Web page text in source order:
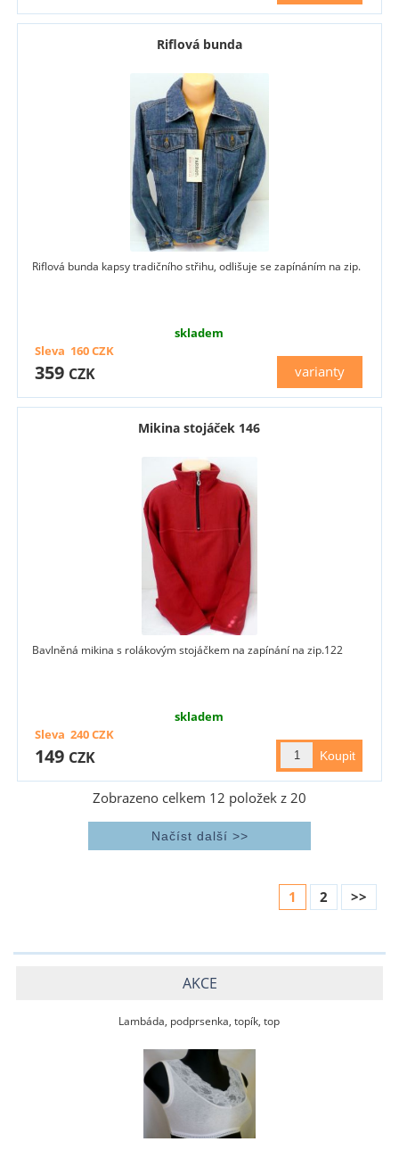
Riflová bunda
Riflová bunda kapsy tradičního střihu, odlišuje se zapínáním na zip.
skladem
varianty
359 CZK
Sleva 160CZK
Mikina stojáček 146
Bavlněná mikina s rolákovým stojáčkem na zapínání na zip.122
skladem
149 CZK
Sleva 240CZK
Zobrazeno celkem 12 položek z20
1 2 >>
AKCE
Lambáda, podprsenka, topík, top